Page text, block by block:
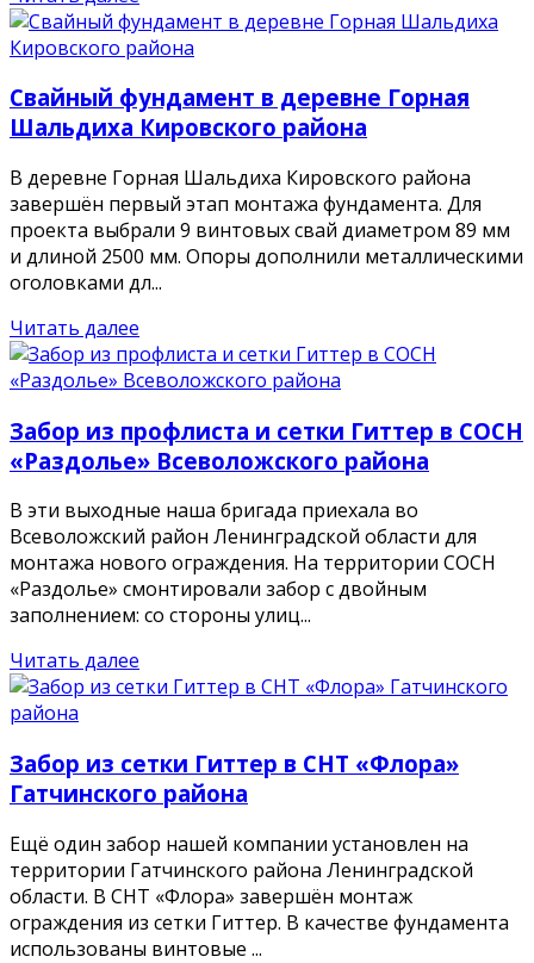
Свайный фундамент в деревне Горная
Шальдиха Кировского района
В деревне Горная Шальдиха Кировского района
завершён первый этап монтажа фундамента. Для
проекта выбрали 9 винтовых свай диаметром 89 мм
и длиной 2500 мм. Опоры дополнили металлическими
оголовками дл...
Читать далее
Забор из профлиста и сетки Гиттер в СОСН
«Раздолье» Всеволожского района
В эти выходные наша бригада приехала во
Всеволожский район Ленинградской области для
монтажа нового ограждения. На территории СОСН
«Раздолье» смонтировали забор с двойным
заполнением: со стороны улиц...
Читать далее
Забор из сетки Гиттер в СНТ «Флора»
Гатчинского района
Ещё один забор нашей компании установлен на
территории Гатчинского района Ленинградской
области. В СНТ «Флора» завершён монтаж
ограждения из сетки Гиттер. В качестве фундамента
использованы винтовые ...